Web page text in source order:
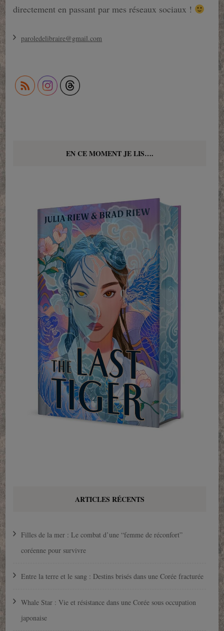
directement en passant par mes réseaux sociaux !
paroledelibraire@gmail.com
EN CE MOMENT JE LIS….
ARTICLES RÉCENTS
Filles de la mer : Le combat d’une “femme de réconfort”
coréenne pour survivre
Entre la terre et le sang : Destins brisés dans une Corée fracturée
Whale Star : Vie et résistance dans une Corée sous occupation
japonaise